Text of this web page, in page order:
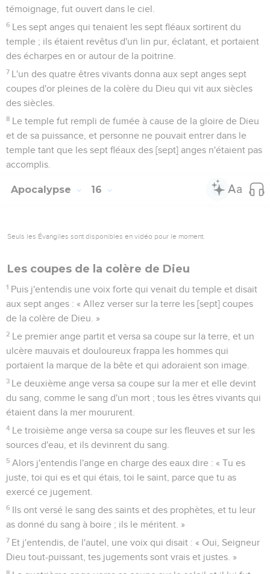
témoignage, fut ouvert dans le ciel.
6 Les sept anges qui tenaient les sept fléaux sortirent du
temple ; ils étaient revêtus d'un lin pur, éclatant, et portaient
des écharpes en or autour de la poitrine.
7 L'un des quatre êtres vivants donna aux sept anges sept
coupes d'or pleines de la colère du Dieu qui vit aux siècles
des siècles.
8 Le temple fut rempli de fumée à cause de la gloire de Dieu
et de sa puissance, et personne ne pouvait entrer dans le
temple tant que les sept fléaux des [sept] anges n'étaient pas
accomplis.
Apocalypse 16
Seuls les Évangiles sont disponibles en vidéo pour le moment.
Les coupes de la colère de Dieu
1 Puis j'entendis une voix forte qui venait du temple et disait
aux sept anges : « Allez verser sur la terre les [sept] coupes
de la colère de Dieu. »
2 Le premier ange partit et versa sa coupe sur la terre, et un
ulcère mauvais et douloureux frappa les hommes qui
portaient la marque de la bête et qui adoraient son image.
3 Le deuxième ange versa sa coupe sur la mer et elle devint
du sang, comme le sang d'un mort ; tous les êtres vivants qui
étaient dans la mer moururent.
4 Le troisième ange versa sa coupe sur les fleuves et sur les
sources d'eau, et ils devinrent du sang.
5 Alors j'entendis l'ange en charge des eaux dire : « Tu es
juste, toi qui es et qui étais, toi le saint, parce que tu as
exercé ce jugement.
6 Ils ont versé le sang des saints et des prophètes, et tu leur
as donné du sang à boire ; ils le méritent. »
7 Et j'entendis, de l'autel, une voix qui disait : « Oui, Seigneur
Dieu tout-puissant, tes jugements sont vrais et justes. »
8